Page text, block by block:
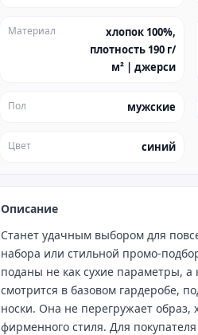
Материал
хлопок 100%,
плотность 190 г/
м² | джерси
Пол мужские
Цвет синий
Описание
Станет удачным выбором для
набора или стильной
поданы не как сухие параметры, а
смотрится в базовом гардеробе,
носки. Она не перегружает образ,
фирменного стиля. Для